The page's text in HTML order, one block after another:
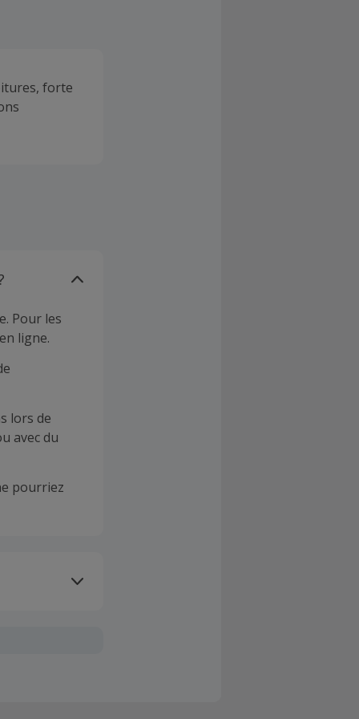
forte
Pour les
ligne.
lors de
avec du
pourriez